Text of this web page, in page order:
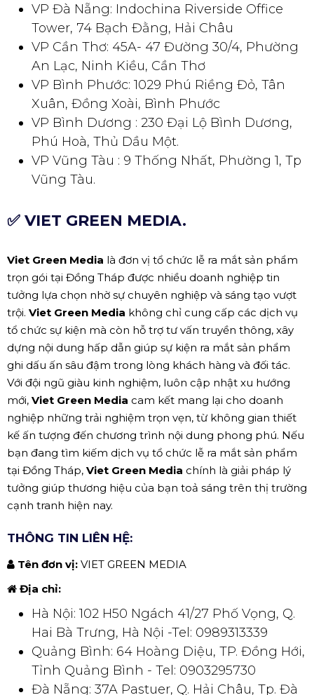
VP Đà Nẵng: Indochina Riverside Office
Tower, 74 Bạch Đằng, Hải Châu
VP Cần Thơ: 45A- 47 Đường 30/4, Phường
An Lạc, Ninh Kiều, Cần Thơ
VP Bình Phước: 1029 Phú Riềng Đỏ, Tân
Xuân, Đồng Xoài, Bình Phước
VP Bình Dương : 230 Đại Lộ Bình Dương,
Phú Hoà, Thủ Dầu Một.
VP Vũng Tàu : 9 Thống Nhất, Phường 1, Tp
Vũng Tàu.
✅ VIET GREEN MEDIA.
Viet Green Media là đơn vị tổ chức lễ ra mắt sản phẩm
trọn gói tại Đồng Tháp được nhiều doanh nghiệp tin
tưởng lựa chọn nhờ sự chuyên nghiệp và sáng tạo vượt
trội. Viet Green Media không chỉ cung cấp các dịch vụ
tổ chức sự kiện mà còn hỗ trợ tư vấn truyền thông, xây
dựng nội dung hấp dẫn giúp sự kiện ra mắt sản phẩm
ghi dấu ấn sâu đậm trong lòng khách hàng và đối tác.
Với đội ngũ giàu kinh nghiệm, luôn cập nhật xu hướng
mới, Viet Green Media cam kết mang lại cho doanh
nghiệp những trải nghiệm trọn vẹn, từ không gian thiết
kế ấn tượng đến chương trình nội dung phong phú. Nếu
bạn đang tìm kiếm dịch vụ tổ chức lễ ra mắt sản phẩm
tại Đồng Tháp, Viet Green Media chính là giải pháp lý
tưởng giúp thương hiệu của bạn toả sáng trên thị trường
cạnh tranh hiện nay.
THÔNG TIN LIÊN HỆ:
Tên đơn vị: VIET GREEN MEDIA
Địa chỉ:
Hà Nội: 102 H50 Ngách 41/27 Phố Vọng, Q.
Hai Bà Trưng, Hà Nội -Tel: 0989313339
Quảng Bình: 64 Hoàng Diệu, TP. Đồng Hới,
Tỉnh Quảng Bình - Tel: 0903295730
Đà Nẵng: 37A Pastuer, Q. Hải Châu, Tp. Đà